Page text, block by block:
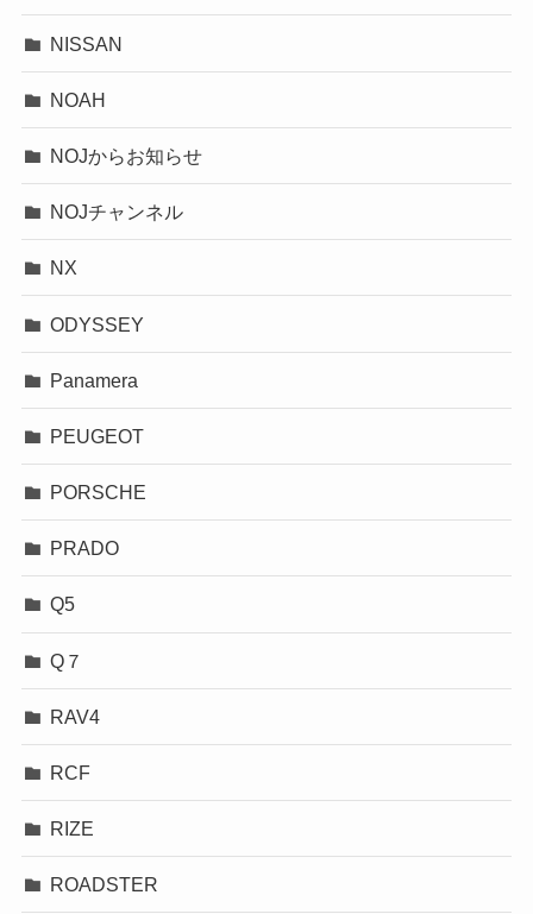
NISSAN
NOAH
NOJからお知らせ
NOJチャンネル
NX
ODYSSEY
Panamera
PEUGEOT
PORSCHE
PRADO
Q5
Q７
RAV4
RCF
RIZE
ROADSTER